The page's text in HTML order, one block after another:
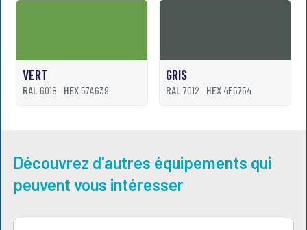
VERT
RAL 6018 HEX 57A639
GRIS
RAL 7012 HEX4E5754
Découvrez d'autres équipements qui
peuvent vous intéresser